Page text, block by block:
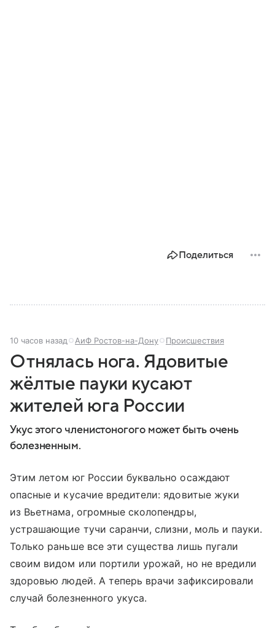
Поделиться
10 часов назад АиФ Ростов-на-Дону Происшествия
Отнялась нога. Ядовитые
жёлтые пауки кусают
жителей юга России
Укус этого членистоногого может быть очень
болезненным.
Этим летом юг России буквально осаждают
опасные и кусачие вредители: ядовитые жуки
из Вьетнама, огромные сколопендры,
устрашающие тучи саранчи, слизни, моль и пауки.
Только раньше все эти существа лишь пугали
своим видом или портили урожай, но не вредили
здоровью людей. А теперь врачи зафиксировали
случай болезненного укуса.